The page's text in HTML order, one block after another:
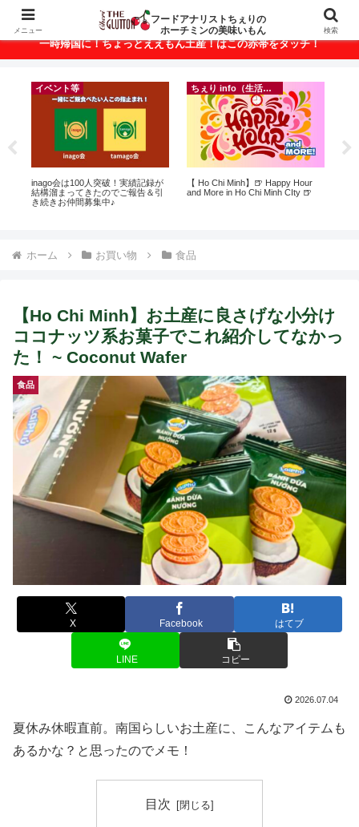
ベトナム・ホーチミンの美味いもんが満載！
一時帰国に！ちょっとええもん土産！はこの赤帯をタッチ！
イベント等
inago会は100人突破！実績記録が
結構溜まってきたのでご報告＆引
き続きお仲間募集中♪
ちぇり info（生活情報）
【 Ho Chi Minh】🍺 Happy Hour
and More in Ho Chi Minh CIty 🍺
ホーム お買い物 食品
【Ho Chi Minh】お土産に良さげな小分け
ココナッツ系お菓子でこれ紹介してなかっ
た！ ~ Coconut Wafer
食品
X Facebook はてブ
LINE コピー
2026.07.04
夏休み休暇直前。南国らしいお土産に、こんなアイテムも
あるかな？と思ったのでメモ！
目次
メニュー
フードアナリストちぇりの
ホーチミンの美味いもん
検索